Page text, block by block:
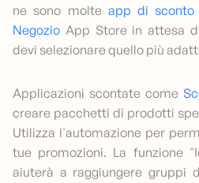
ne sono molte app di
Negozio App Store in attesa
devi selezionare quello più
Applicazioni scontate come
creare pacchetti di prodotti
Utilizza l'automazione per
tue promozioni. La funzione
aiuterà a raggiungere gruppi